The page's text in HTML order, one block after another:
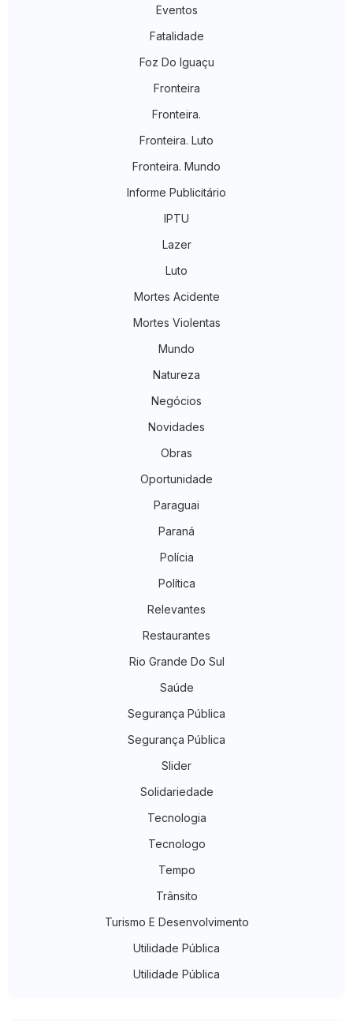
Eventos
Fatalidade
Foz Do Iguaçu
Fronteira
Fronteira.
Fronteira. Luto
Fronteira. Mundo
Informe Publicitário
IPTU
Lazer
Luto
Mortes Acidente
Mortes Violentas
Mundo
Natureza
Negócios
Novidades
Obras
Oportunidade
Paraguai
Paraná
Polícia
Política
Relevantes
Restaurantes
Rio Grande Do Sul
Saúde
Segurança Pública
Segurança Pública
Slider
Solidariedade
Tecnologia
Tecnologo
Tempo
Trânsito
Turismo E Desenvolvimento
Utilidade Pública
Utilidade Pública